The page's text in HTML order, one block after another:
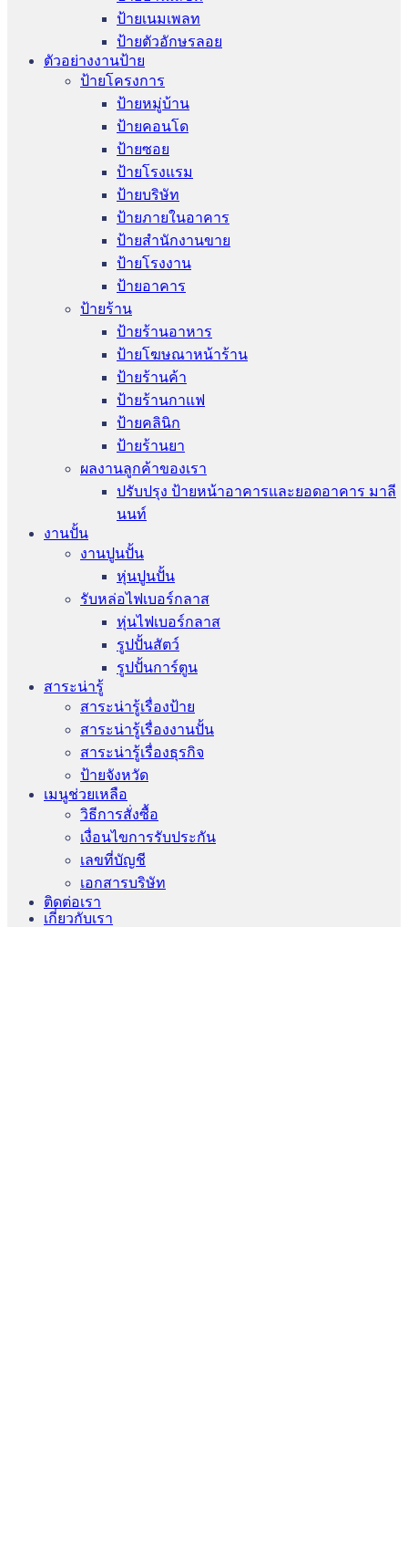
ป้ายเนมเพลท
ป้ายตัวอักษรลอย
ตัวอย่างงานป้าย
ป้ายโครงการ
ป้ายหมู่บ้าน
ป้ายคอนโด
ป้ายซอย
ป้ายโรงแรม
ป้ายบริษัท
ป้ายภายในอาคาร
ป้ายสำนักงานขาย
ป้ายโรงงาน
ป้ายอาคาร
ป้ายร้าน
ป้ายร้านอาหาร
ป้ายโฆษณาหน้าร้าน
ป้ายร้านค้า
ป้ายร้านกาแฟ
ป้ายคลินิก
ป้ายร้านยา
ผลงานลูกค้าของเรา
ปรับปรุง ป้ายหน้าอาคารและยอดอาคาร มาลี
นนท์
งานปั้น
งานปูนปั้น
หุ่นปูนปั้น
รับหล่อไฟเบอร์กลาส
หุ่นไฟเบอร์กลาส
รูปปั้นสัตว์
รูปปั้นการ์ตูน
สาระน่ารู้
สาระน่ารู้เรื่องป้าย
สาระน่ารู้เรื่องงานปั้น
สาระน่ารู้เรื่องธุรกิจ
ป้ายจังหวัด
เมนูช่วยเหลือ
วิธีการสั่งซื้อ
เงื่อนไขการรับประกัน
เลขที่บัญชี
เอกสารบริษัท
ติดต่อเรา
เกี่ยวกับเรา